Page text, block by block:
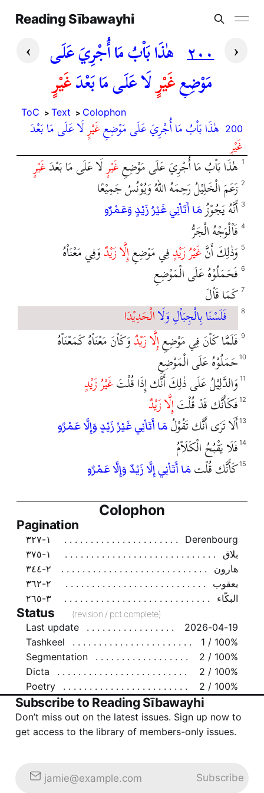
Reading Sībawayhi
› ‹ ٢٠٠ هٰذَا بَاْبُ مَا أُجْرِيَ عَلَى
مَوْضِعِغَيْرٍلَا عَلَى مَا بَعْدَغَيْرٍ
ToC Text
Colophon
200 هٰذَا بَاْبُ مَا أُجْرِيَ عَلَى مَوْضِعِغَيْرٍلَا عَلَى مَا بَعْدَ
غَيْرٍ
هٰذَا بَاْبُ مَا أُجْرِيَ عَلَى مَوْضِعِغَيْرٍلَا عَلَى مَا بَعْدَغَيْرٍ 1
زَعَمَ الْخَلِيْلُ رَحِمَهُ اللهُ وَيُوْنُسُ جَمِيْعًا 2
أَنَّهُ يَجُوْزُمَا أَتَاْنِي غَيْرُ زَيْدٍ وَعَمْرٌو 3
فَاْلْوَجْهُ الْجَرُّ 4
وَذٰلِكَ أَنَّغَيْرُ زَيْدٍفِي مَوْضِعِإِلَّا زَيْدٌوَفِي مَعْنَاْهُ 5
فَحَمَلُوْهُ عَلَى الْمَوْضِعِ 6
كَمَا قَاْلَ 7
فَلَسْنَا بِالْجِبَاْلِ وَلَاالْحَدِيْدَا 8
فَلَمَّا كَاْنَ فِي مَوْضِعِإِلَّا زَيْدٌوَكَاْنَ مَعْنَاْهُ كَمَعْنَاْهُ 9
حَمَلُوْهُ عَلَى الْمَوْضِعِ 10
وَالدَّلِيْلُ عَلَى ذٰلِكَ أَنَّك إِذَا قُلْتَغَيْرُ زَيْدٍ 11
فَكَأَنَّك قَدْ قُلْتَإِلَّا زَيْدٌ 12
أَلَا تَرَى أَنَّك تَقُوْلُ مَا أَتَاْنِي غَيْرُ زَيْدٍ وَإِلَّا عَمْرٌو 13
فَلَا يَقْبُحُ الْكَلَاْمُ 14
كَأَنَّك قُلْت مَا أَتَاْنِي إِلَّا زَيْدٌ وَإِلَّا عَمْرٌو 15
Colophon
Pagination
Derenbourg
١-٣٢٧
بلاق
١-٣٧٥
هارون
٢-٣٤٤
يعقوب
٢-٣٦٢
البكّاء
٣-٢٦٥
Status (revision / pct complete)
Last update
2026-04-19
Tashkeel
1 / 100%
Segmentation
2 / 100%
Dicta
2 / 100%
Poetry
2 / 100%
Subscribe to Reading Sībawayhi
Don’t miss out on the latest issues. Sign up now to
get access to the library of members-only issues.
jamie@example.com Subscribe